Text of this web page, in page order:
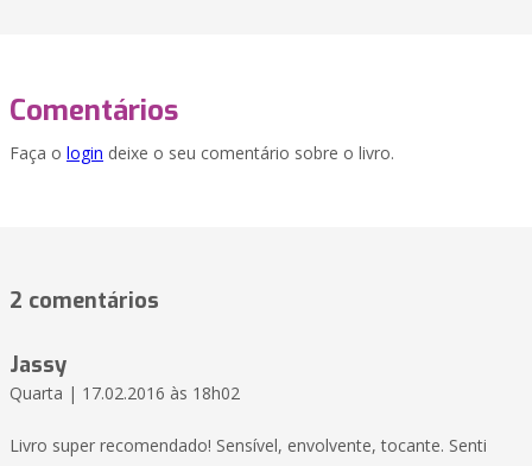
Comentários
Faça o login deixe o seu comentário sobre o livro.
2 comentários
Jassy
Quarta | 17.02.2016 às 18h02
Livro super recomendado! Sensível, envolvente, tocante. Senti